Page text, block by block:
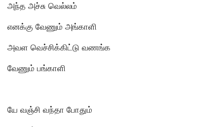
அந்த அச்சு வெல்லம்
எனக்கு வேணும் அங்காளி
அவள வெச்சிக்கிட்டு வணங்க
வேணும் பங்காளி
யே வஞ்சி வந்தா போதும்